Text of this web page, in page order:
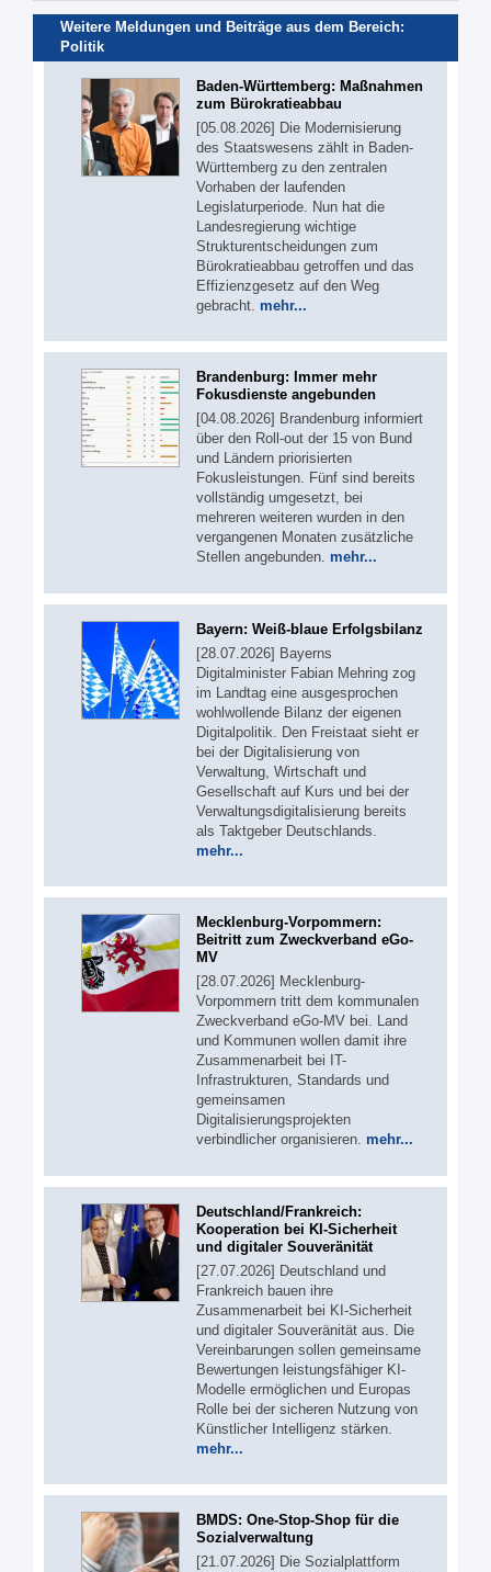
Weitere Meldungen und Beiträge aus dem Bereich:
Politik
Baden-Württemberg: Maßnahmen
zum Bürokratieabbau
[05.08.2026] Die Modernisierung
des Staatswesens zählt in Baden-
Württemberg zu den zentralen
Vorhaben der laufenden
Legislaturperiode. Nun hat die
Landesregierung wichtige
Strukturentscheidungen zum
Bürokratieabbau getroffen und das
Effizienzgesetz auf den Weg
gebracht. mehr...
Brandenburg: Immer mehr
Fokusdienste angebunden
[04.08.2026] Brandenburg informiert
über den Roll-out der 15 von Bund
und Ländern priorisierten
Fokusleistungen. Fünf sind bereits
vollständig umgesetzt, bei
mehreren weiteren wurden in den
vergangenen Monaten zusätzliche
Stellen angebunden. mehr...
Bayern: Weiß-blaue Erfolgsbilanz
[28.07.2026] Bayerns
Digitalminister Fabian Mehring zog
im Landtag eine ausgesprochen
wohlwollende Bilanz der eigenen
Digitalpolitik. Den Freistaat sieht er
bei der Digitalisierung von
Verwaltung, Wirtschaft und
Gesellschaft auf Kurs und bei der
Verwaltungsdigitalisierung bereits
als Taktgeber Deutschlands.
mehr...
Mecklenburg-Vorpommern:
Beitritt zum Zweckverband eGo-
MV
[28.07.2026] Mecklenburg-
Vorpommern tritt dem kommunalen
Zweckverband eGo-MV bei. Land
und Kommunen wollen damit ihre
Zusammenarbeit bei IT-
Infrastrukturen, Standards und
gemeinsamen
Digitalisierungsprojekten
verbindlicher organisieren. mehr...
Deutschland/Frankreich:
Kooperation bei KI-Sicherheit
und digitaler Souveränität
[27.07.2026] Deutschland und
Frankreich bauen ihre
Zusammenarbeit bei KI-Sicherheit
und digitaler Souveränität aus. Die
Vereinbarungen sollen gemeinsame
Bewertungen leistungsfähiger KI-
Modelle ermöglichen und Europas
Rolle bei der sicheren Nutzung von
Künstlicher Intelligenz stärken.
mehr...
BMDS: One-Stop-Shop für die
Sozialverwaltung
[21.07.2026] Die Sozialplattform